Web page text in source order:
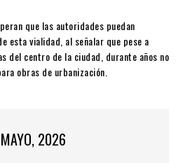
que las autoridades puedan
esta vialidad, al señalar que pese a
del centro de la ciudad, durante años no
obras de urbanización.
2026